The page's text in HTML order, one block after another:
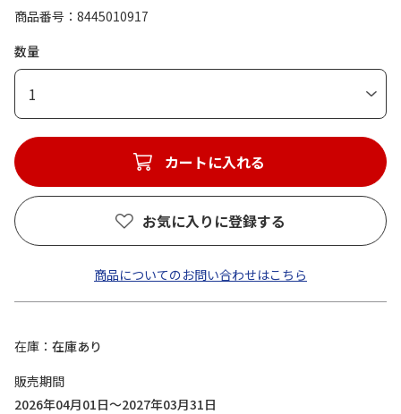
商品番号
8445010917
数量
1
カートに入れる
お気に入りに登録する
商品についてのお問い合わせはこちら
在庫
在庫あり
販売期間
2026年04月01日～2027年03月31日